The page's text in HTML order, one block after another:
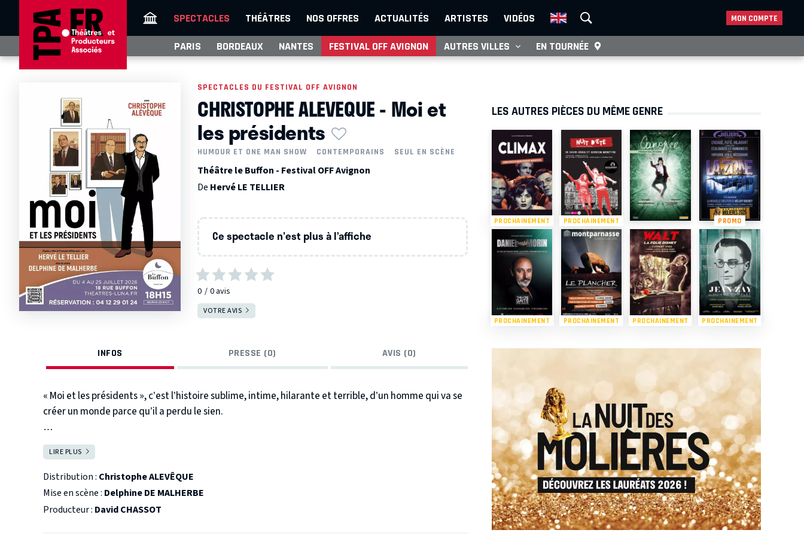
SPECTACLES THÉÂTRES NOS OFFRES ACTUALITÉS ARTISTES VIDÉOS MON COMPTE
PARIS BORDEAUX NANTES FESTIVAL OFF AVIGNON AUTRES VILLES EN TOURNÉE
SPECTACLES DU FESTIVAL OFF AVIGNON
CHRISTOPHE ALEVEQUE - Moi et
les présidents
HUMOUR ET ONE MAN SHOW CONTEMPORAINS SEUL EN SCÈNE
Théâtre le Buffon - Festival OFF Avignon
De Hervé LE TELLIER
Ce spectacle n'est plus à l’affiche
0 0avis
VOTRE AVIS
INFOS PRESSE (0) AVIS (0)
« Moi et les présidents », c’est l’histoire sublime, intime, hilarante et terrible, d’un homme qui va se
créer un monde parce qu’il a perdu le sien.
Une porte ouverte à une humanité bouleversante et dévastatrice.
On jubile, on est en empathie, on rit, on est émus, mieux : on rêve.
Et grâce au magistral prix Goncourt Hervé le Tellier qui signe ce texte, grâce à notre génial
LIRE PLUS
Distribution : Christophe ALEVÊQUE
Mise en scène : Delphine DE MALHERBE
Producteur : David CHASSOT
LES AUTRES PIÈCES DU MÊME GENRE
PROCHAINEMENT PROCHAINEMENT PROMO
PROCHAINEMENT PROCHAINEMENT PROCHAINEMENT PROCHAINEMENT